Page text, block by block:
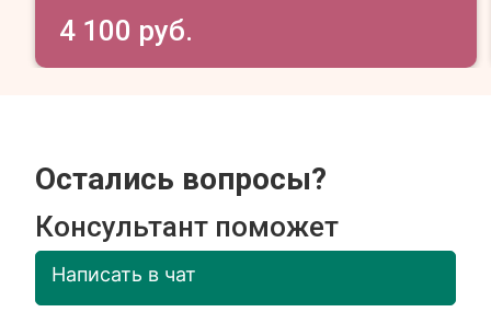
4 100 руб.
Остались вопросы?
Консультант поможет
Написать в чат